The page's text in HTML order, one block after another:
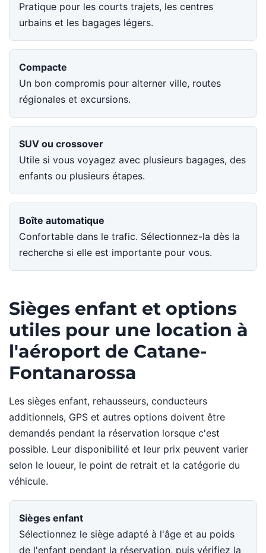
Pratique pour les courts trajets, les centres
urbains et les bagages légers.
Compacte
Un bon compromis pour alterner ville, routes
régionales et excursions.
SUV ou crossover
Utile si vous voyagez avec plusieurs bagages, des
enfants ou plusieurs étapes.
Boîte automatique
Confortable dans le trafic. Sélectionnez-la dès la
recherche si elle est importante pour vous.
Sièges enfant et options
utiles pour une location à
l'aéroport de Catane-
Fontanarossa
Les sièges enfant, rehausseurs, conducteurs
additionnels, GPS et autres options doivent être
demandés pendant la réservation lorsque c'est
possible. Leur disponibilité et leur prix peuvent varier
selon le loueur, le point de retrait et la catégorie du
véhicule.
Sièges enfant
Sélectionnez le siège adapté à l'âge et au poids
de l'enfant pendant la réservation, puis vérifiez la